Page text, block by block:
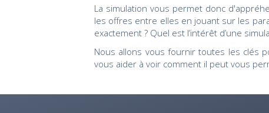
La simulation vous permet donc
les offres entre elles en jouant sur les
exactement ? Quel est l’intérêt d’une
Nous allons vous fournir toutes les clés
vous aider à voir comment il peut vous